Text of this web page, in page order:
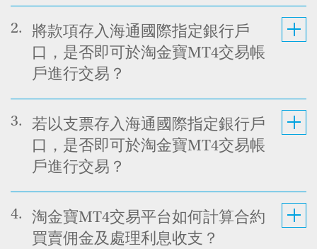
2.
將款項存入海通國際指定銀行戶
口，是否即可於淘金寶MT4交易帳
戶進行交易？
3.
若以支票存入海通國際指定銀行戶
口，是否即可於淘金寶MT4交易帳
戶進行交易？
4.
淘金寶MT4交易平台如何計算合約
買賣佣金及處理利息收支？